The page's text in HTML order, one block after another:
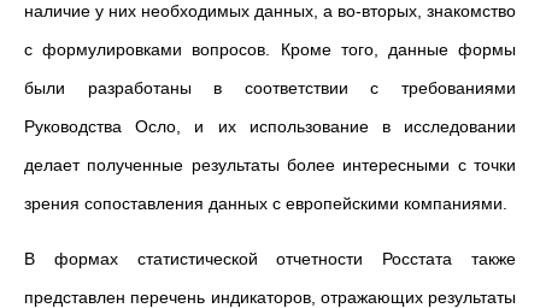
наличие у них необходимых данных, а во-вторых, знакомство
с формулировками вопросов. Кроме того, данные формы
были разработаны в соответствии с требованиями
Руководства Осло, и их использование в исследовании
делает полученные результаты более интересными с точки
зрения сопоставления данных с европейскими компаниями.
В формах статистической отчетности Росстата также
представлен перечень индикаторов, отражающих результаты